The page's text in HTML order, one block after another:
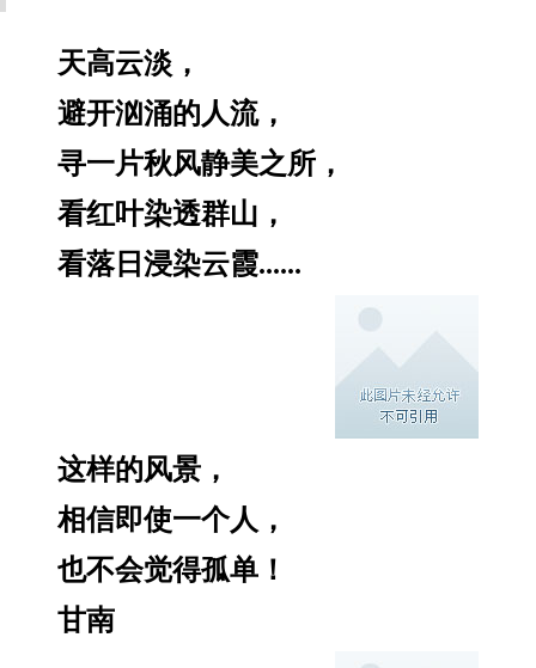
天高云淡，
避开汹涌的人流，
寻一片秋风静美之所，
看红叶染透群山，
看落日浸染云霞......
这样的风景，
相信即使一个人，
也不会觉得孤单！
甘南